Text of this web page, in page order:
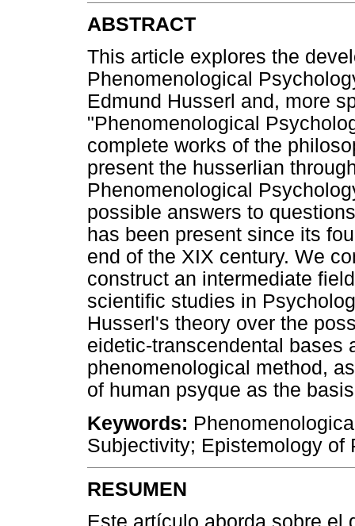
ABSTRACT
This article explores the
Phenomenological
Edmund Husserl and, more
"Phenomenological
complete works of the
present the husserlian
Phenomenological
possible answers to
has been present since its
end of the XIX century. We
construct an intermediate
scientific studies in
Husserl's theory over the
eidetic-transcendental bases
phenomenological method,
of human psyque as the
Keywords:
Subjectivity; Epistemology of
RESUMEN